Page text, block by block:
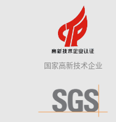
国家高新技术企业